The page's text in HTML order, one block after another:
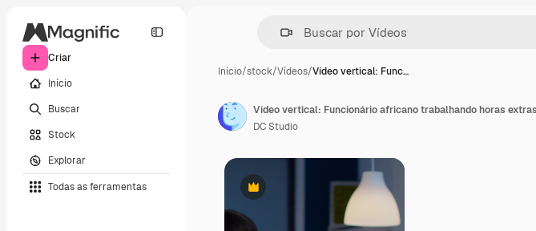
Criar
Início
Buscar
Stock
Explorar
Todas as ferramentas
Início/stock/Vídeos/Vídeo vertical: Func…
Premium
DC Studio